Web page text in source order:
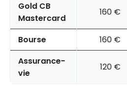
Gold CB
Mastercard
160 €
Bourse 160 €
Assurance-
vie
120 €